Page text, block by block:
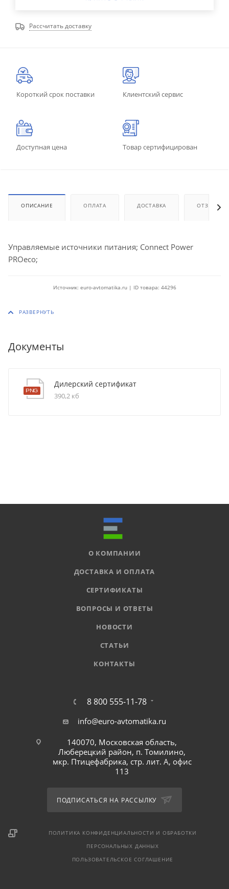
Рассчитать доставку
Короткий срок поставки Клиентский сервис
Доступная цена Товар сертифицирован
ОПИСАНИЕ ОПЛАТА ДОСТАВКА ОТЗЫВЫ
Управляемые источники питания; Connect Power
PROeco;
Источник: euro-avtomatika.ru | ID товара: 44296
Документы
Дилерский сертификат
390,2 кб
О КОМПАНИИ
ДОСТАВКА И ОПЛАТА
СЕРТИФИКАТЫ
ВОПРОСЫ И ОТВЕТЫ
НОВОСТИ
СТАТЬИ
КОНТАКТЫ
8 800 555-11-78
info@euro-avtomatika.ru
140070, Московская область,
Люберецкий район, п. Томилино,
мкр. Птицефабрика, стр. лит. А, офис
113
ПОДПИСАТЬСЯ НА РАССЫЛКУ
ПОЛИТИКА КОНФИДЕНЦИАЛЬНОСТИ И ОБРАБОТКИ
ПЕРСОНАЛЬНЫХ ДАННЫХ
ПОЛЬЗОВАТЕЛЬСКОЕ СОГЛАШЕНИЕ